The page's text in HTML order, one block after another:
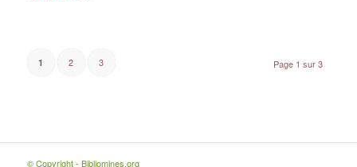
Page 1 sur 3
1 2 3
© Copyright - Bibliomines.org